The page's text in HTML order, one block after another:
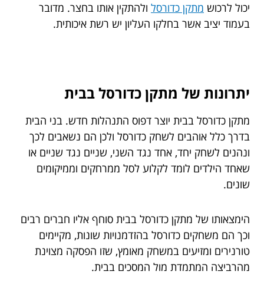
יכול לרכוש מתקן כדורסל ולהתקין אותו בחצר. מדובר
בעמוד יציב אשר בחלקו העליון יש רשת איכותית.
יתרונות של מתקן כדורסל בבית
מתקן כדורסל בבית יוצר דפוס התנהלות חדש. בני הבית
בדרך כלל אוהבים לשחק כדורסל ולכן הם נשאבים לכך
ונהנים לשחק יחד, אחד נגד השני, שניים נגד שניים או
שאחד הילדים לומד לקלוע לסל ממרחקים וממיקומים
שונים.
הימצאותו של מתקן כדורסל בבית סוחף אליו חברים רבים
וכך הם משחקים כדורסל בהזדמנויות שונות, מקיימים
טורנירים ומזיעים במשחק מאומץ, שזו הפסקה מצוינת
מהרביצה המתמדת מול המסכים בבית.